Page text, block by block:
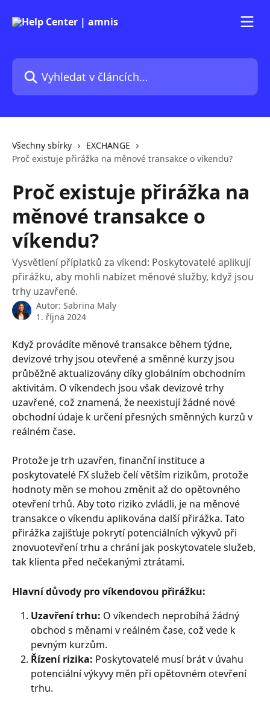
Vyhledat v článcích…
Všechny sbírky
EXCHANGE
Proč existuje přirážka na měnové transakce o víkendu?
Proč existuje přirážka na
měnové transakce o
víkendu?
Vysvětlení příplatků za víkend: Poskytovatelé aplikují
přirážku, aby mohli nabízet měnové služby, když jsou
trhy uzavřené.
Autor: Sabrina Maly
1. října 2024
Když provádíte měnové transakce během týdne,
devizové trhy jsou otevřené a směnné kurzy jsou
průběžně aktualizovány díky globálním obchodním
aktivitám. O víkendech jsou však devizové trhy
uzavřené, což znamená, že neexistují žádné nové
obchodní údaje k určení přesných směnných kurzů v
reálném čase.
Protože je trh uzavřen, finanční instituce a
poskytovatelé FX služeb čelí větším rizikům, protože
hodnoty měn se mohou změnit až do opětovného
otevření trhů. Aby toto riziko zvládli, je na měnové
transakce o víkendu aplikována další přirážka. Tato
přirážka zajišťuje pokrytí potenciálních výkyvů při
znovuotevření trhu a chrání jak poskytovatele služeb,
tak klienta před nečekanými ztrátami.
Hlavní důvody pro víkendovou přirážku:
Uzavření trhu: O víkendech neprobíhá žádný
obchod s měnami v reálném čase, což vede k
pevným kurzům.
Řízení rizika: Poskytovatelé musí brát v úvahu
potenciální výkyvy měn při opětovném otevření
trhu.